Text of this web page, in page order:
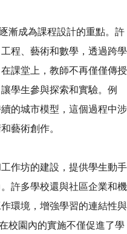
漸成為課程設計的重點。許
程、藝術和數學，透過跨學
課堂上，教師不再僅僅傳授
學生參與探索和實驗。例
的城市模型，這個過程中涉
藝術創作。
作坊的建設，提供學生動手
許多學校還與社區企業和機
環境，增強學習的連結性與
校園內的實施不僅促進了學